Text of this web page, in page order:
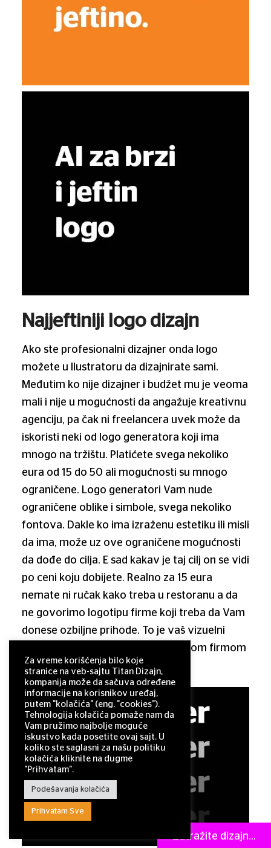
Najjeftiniji logo dizajn
Ako ste profesionalni dizajner onda logo
možete u Ilustratoru da dizajnirate sami.
Međutim ko nije dizajner i budžet mu je veoma
mali i nije u mogućnosti da angažuje kreativnu
agenciju, pa čak ni freelancera uvek može da
iskoristi neki od logo generatora koji ima
mnogo na tržištu. Platićete svega nekoliko
eura od 15 do 50 ali mogućnosti su mnogo
ograničene. Logo generatori Vam nude
ograničene oblike i simbole, svega nekoliko
fontova. Dakle ko ima izraženu estetiku ili misli
da ima, može uz ove ograničene mogućnosti
da dođe do cilja. E sad kakav je taj cilj on se vidi
po ceni koju dobijete. Realno za 15 eura
nemate ni ručak kako treba u restoranu a da
ne govorimo logotipu firme koji treba da Vam
donese ozbiljne prihode. To je vaš vizuelni
identitet i treba da se ponosite vašom firmom
i izgledom logotipa.
Zatražite dizajn...
Za vreme korišćenja bilo koje
stranice na veb-sajtu Titan Dizajn,
kompanija može da sačuva određene
informacije na korisnikov uređaj,
putem "kolačića" (eng. "cookies").
Tehnologija kolačića pomaže nam da
Vam pružimo najbolje moguće
iskustvo kada posetite ovaj sajt. U
koliko ste saglasni za našu politiku
kolačića kliknite na dugme
"Prihvatam".
Podešavanja kolačića
Prihvatam Sve